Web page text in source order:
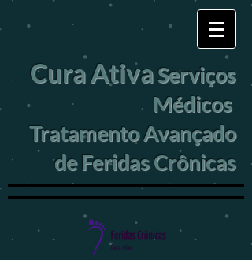
Cura AtivaServiços
Médicos
Tratamento Avançado
de Feridas Crônicas